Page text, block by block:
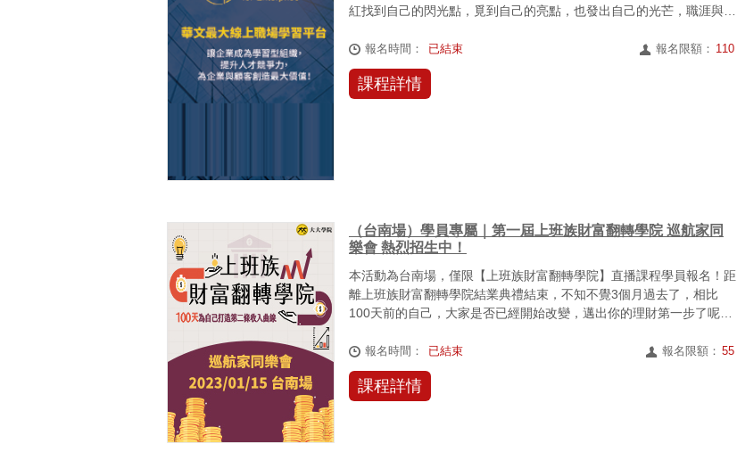
紅找到自己的閃光點，覓到自己的亮點，也發出自己的光芒，職涯與人
報名時間： 已結束 報名限額： 110
課程詳情
（台南場）學員專屬｜第一屆上班族財富翻轉學院 巡航家同
樂會 熱烈招生中！
本活動為台南場，僅限【上班族財富翻轉學院】直播課程學員報名！距
離上班族財富翻轉學院結業典禮結束，不知不覺3個月過去了，相比
100天前的自己，大家是否已經開始改變，邁出你的理財第一步了呢？
報名時間： 已結束 報名限額： 55
課程詳情